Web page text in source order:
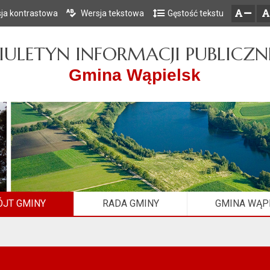
Przejdź do głównego menu
Przejdź do treści
Przejdź do mapy serwisu
kontrastowa Wersja tekstowa Gęstość tekstu
INFORMACJI
Gmina Wąpielsk
GMINY RADA GMINY GMINA